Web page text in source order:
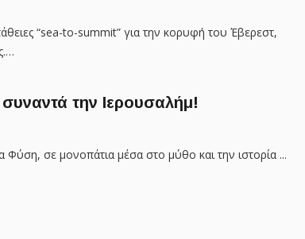
“sea-to-summit” για την κορυφή του Έβερεστ,
την Ιερουσαλήμ!
σε μονοπάτια μέσα στο μύθο και την ιστορία ...